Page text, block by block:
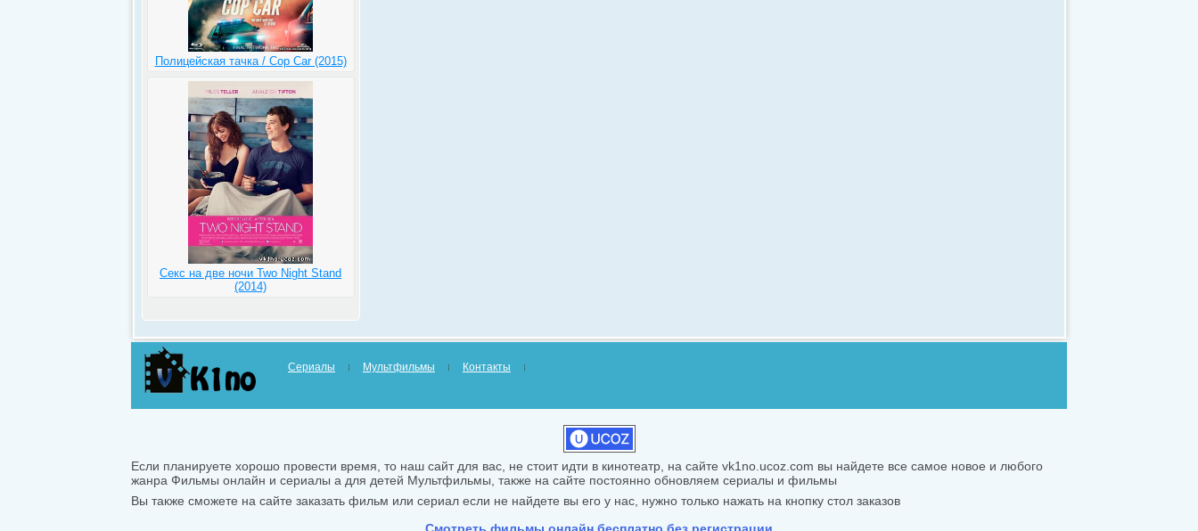
Полицейская тачка / Cop Car (2015)
Секс на две ночи Two Night Stand
(2014)
Сериалы Мультфильмы Контакты
Если планируете хорошо провести время, то наш сайт для вас, не стоит идти в кинотеатр, на сайте vk1no.ucoz.com вы найдете все самое новое и любого
жанра Фильмы онлайн и сериалы а для детей Мультфильмы, также на сайте постоянно обновляем сериалы и фильмы
Вы также сможете на сайте заказать фильм или сериал если не найдете вы его у нас, нужно только нажать на кнопку стол заказов